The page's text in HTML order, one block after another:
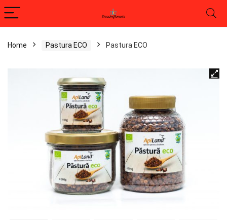
Home Pastura ECO Pastura ECO